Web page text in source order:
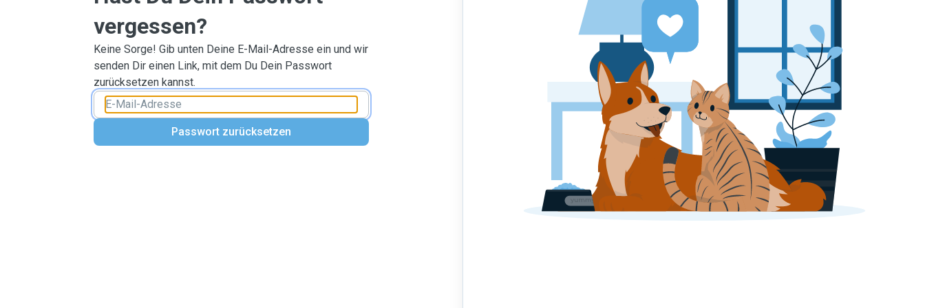
vergessen?
Keine Sorge! Gib unten Deine E-Mail-Adresse ein und wir
senden Dir einen Link, mit dem Du Dein Passwort
zurücksetzen kannst.
Passwort zurücksetzen